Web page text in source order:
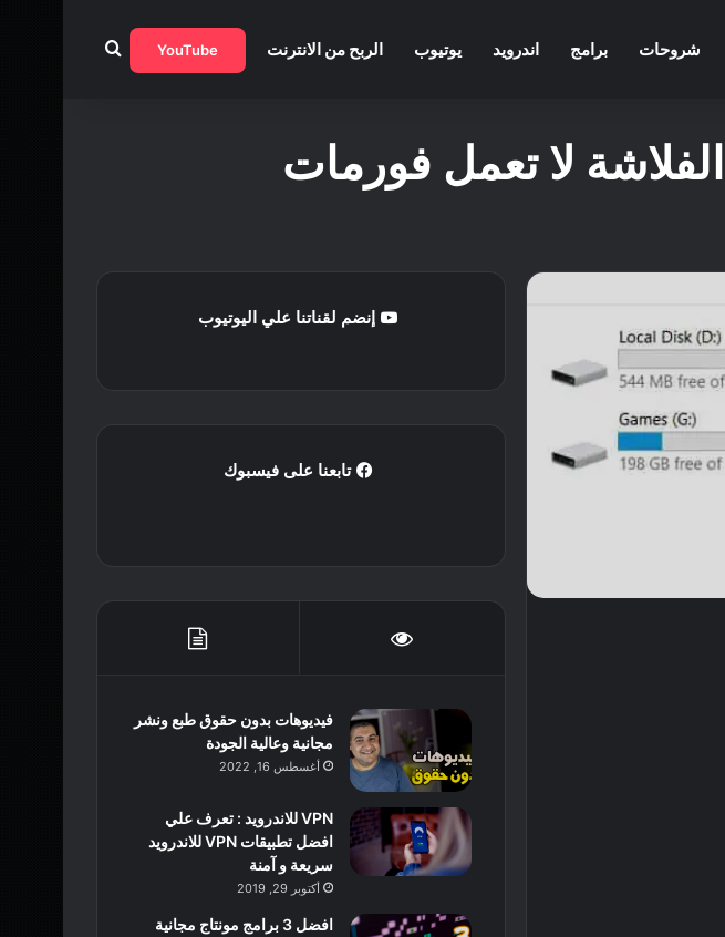
شروحات برامج اندرويد يوتيوب الربح من الانترنت YouTube بحث عن
لا تعمل فورمات
إنضم لقناتنا علي اليوتيوب
تابعنا على فيسبوك
فيديوهات بدون حقوق طبع ونشر
مجانية وعالية الجودة
أغسطس 16, 2022
VPN للاندرويد : تعرف علي
افضل تطبيقات VPN للاندرويد
سريعة و آمنة
أكتوبر 29, 2019
افضل 3 برامج مونتاج مجانية